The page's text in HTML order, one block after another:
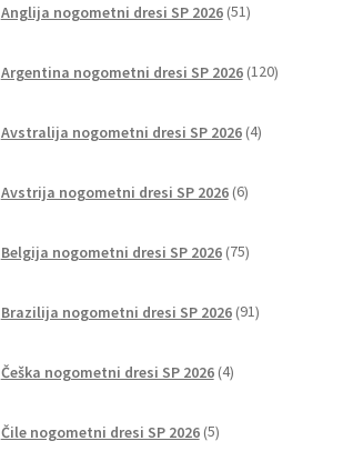
Anglija nogometni dresi SP 2026 51izdelkov
Argentina nogometni dresi SP 2026 120izdelkov
Avstralija nogometni dresi SP 2026 4izdelki
Avstrija nogometni dresi SP 2026 6izdelkov
Belgija nogometni dresi SP 2026 75izdelkov
Brazilija nogometni dresi SP 2026 91izdelkov
Češka nogometni dresi SP 2026 4izdelki
Čile nogometni dresi SP 2026 5izdelkov